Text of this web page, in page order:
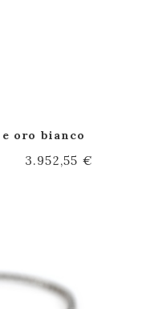
oro bianco
3.952,55 €